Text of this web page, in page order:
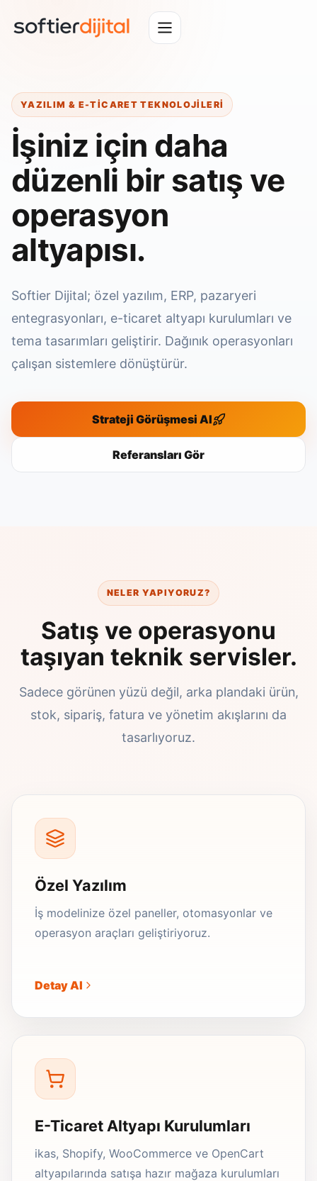
YAZILIM & E-TICARET TEKNOLOJILERI
İşiniz için daha
düzenli bir satış ve
operasyon
altyapısı.
Softier Dijital; özel yazılım, ERP, pazaryeri
entegrasyonları, e-ticaret altyapı kurulumları ve
tema tasarımları geliştirir. Dağınık operasyonları
çalışan sistemlere dönüştürür.
Strateji Görüşmesi Al
Referansları Gör
NELER YAPIYORUZ?
Satış ve operasyonu
taşıyan teknik servisler.
Sadece görünen yüzü değil, arka plandaki ürün,
stok, sipariş, fatura ve yönetim akışlarını da
tasarlıyoruz.
Özel Yazılım
İş modelinize özel paneller, otomasyonlar ve
operasyon araçları geliştiriyoruz.
Detay Al
E-Ticaret Altyapı Kurulumları
ikas, Shopify, WooCommerce ve OpenCart
altyapılarında satışa hazır mağaza kurulumları